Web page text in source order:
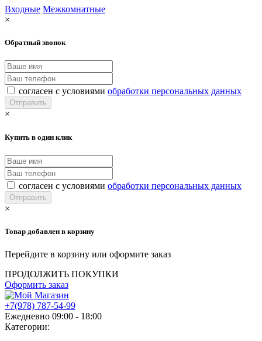
Входные Межкомнатные
×
Обратный звонок
согласен с условиями обработки персональных данных
×
Купить в один клик
согласен с условиями обработки персональных данных
×
Товар добавлен в корзину
Перейдите в корзину или оформите заказ
ПРОДОЛЖИТЬ ПОКУПКИ
Оформить заказ
+7(978) 787-54-99
Ежедневно 09:00 - 18:00
Категории: